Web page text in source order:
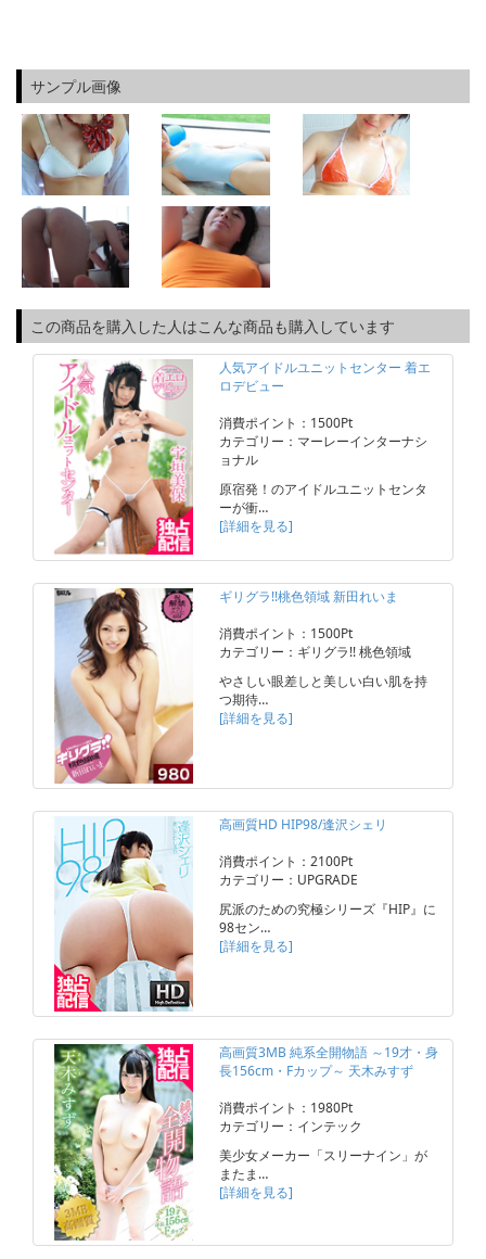
サンプル画像
この商品を購入した人はこんな商品も購入しています
人気アイドルユニットセンター 着エ
ロデビュー
消費ポイント：1500Pt
カテゴリー：マーレーインターナシ
ョナル
原宿発！のアイドルユニットセンタ
ーが衝…
[詳細を見る]
ギリグラ!!桃色領域 新田れいま
消費ポイント：1500Pt
カテゴリー：ギリグラ!! 桃色領域
やさしい眼差しと美しい白い肌を持
つ期待…
[詳細を見る]
高画質HD HIP98/逢沢シェリ
消費ポイント：2100Pt
カテゴリー：UPGRADE
尻派のための究極シリーズ『HIP』に
98セン…
[詳細を見る]
高画質3MB 純系全開物語 ～19才・身
長156cm・Fカップ～ 天木みすず
消費ポイント：1980Pt
カテゴリー：インテック
美少女メーカー「スリーナイン」が
またま…
[詳細を見る]